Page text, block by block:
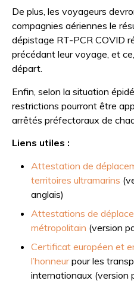
De plus, les voyageurs
compagnies aériennes le
dépistage RT-PCR COVID
précédant leur voyage, et
départ.
Enfin, selon la situation
restrictions pourront être
arrêtés préfectoraux de
Liens utiles :
Attestation de
territoires ultramarins
anglais)
Attestations de
métropolitain (version
Certificat européen et
l’honneurpour les
internationaux (version